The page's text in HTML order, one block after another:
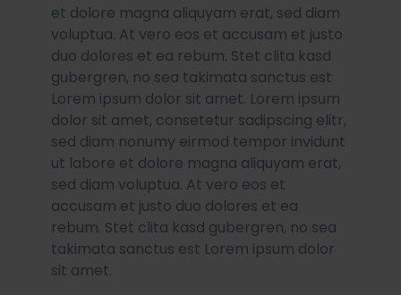
et dolore magna aliquyam erat, sed diam
voluptua. At vero eos et accusam et justo
duo dolores et ea rebum. Stet clita kasd
gubergren, no sea takimata sanctus est
Lorem ipsum dolor sit amet. Lorem ipsum
dolor sit amet, consetetur sadipscing elitr,
sed diam nonumy eirmod tempor invidunt
ut labore et dolore magna aliquyam erat,
sed diam voluptua. At vero eos et
accusam et justo duo dolores et ea
rebum. Stet clita kasd gubergren, no sea
takimata sanctus est Lorem ipsum dolor
sit amet.